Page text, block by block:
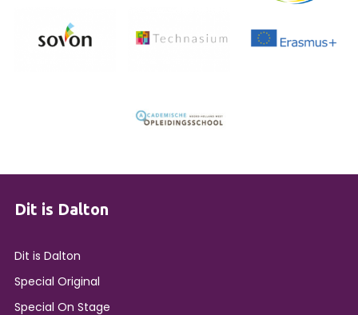
Dit is Dalton
Dit is Dalton
Special Original
Special On Stage